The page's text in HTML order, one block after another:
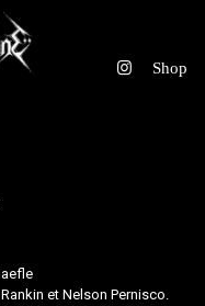
et Nelson Pernisco.